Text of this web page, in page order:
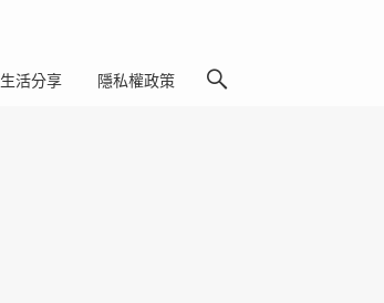
生活分享 隱私權政策